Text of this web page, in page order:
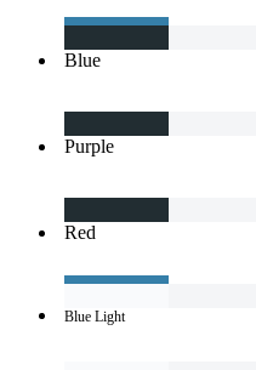
Blue
Purple
Red
Blue Light